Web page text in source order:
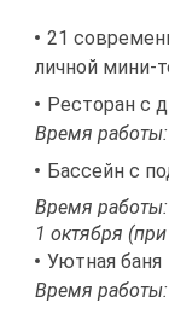
21
лич­ной ми­ни-
Ре­сто­ран с
Вре­мя
Бас­сейн с
Вре­мя
1 ок­тяб­ря
Уют­ная ба­ня
Вре­мя